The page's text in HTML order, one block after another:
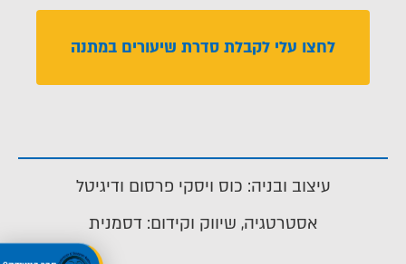
לחצו עלי לקבלת סדרת שיעורים במתנה
עיצוב ובניה: כוס ויסקי פרסום ודיגיטל
אסטרטגיה, שיווק וקידום: דסמנית